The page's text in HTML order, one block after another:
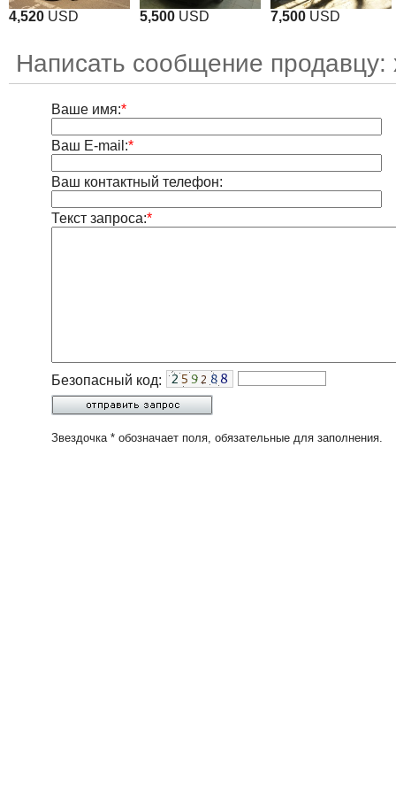
4,520 USD 5,500 USD 7,500 USD
Написать сообщение продавцу:
Ваше имя:*
Ваш E-mail:*
Ваш контактный телефон:
Текст запроса:*
Безопасный код:
Звездочка * обозначает поля, обязательные для заполнения.